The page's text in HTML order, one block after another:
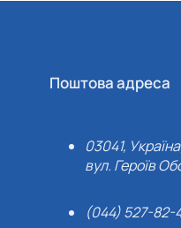
Поштова адреса
03041,
вул. Героїв
(044) 527-82-